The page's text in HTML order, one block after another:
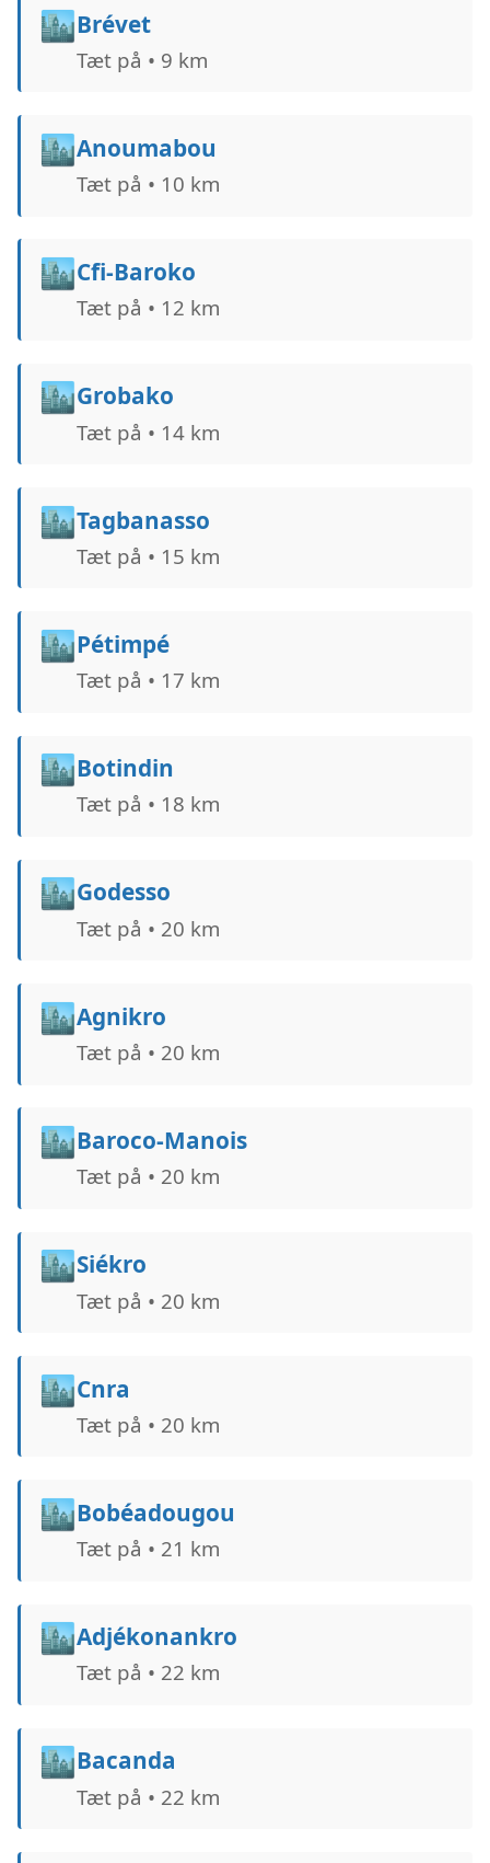
🏙️Brévet
Tæt på • 9 km
🏙️Anoumabou
Tæt på • 10 km
🏙️Cfi-Baroko
Tæt på • 12 km
🏙️Grobako
Tæt på • 14 km
🏙️Tagbanasso
Tæt på • 15 km
🏙️Pétimpé
Tæt på • 17 km
🏙️Botindin
Tæt på • 18 km
🏙️Godesso
Tæt på • 20 km
🏙️Agnikro
Tæt på • 20 km
🏙️Baroco-Manois
Tæt på • 20 km
🏙️Siékro
Tæt på • 20 km
🏙️Cnra
Tæt på • 20 km
🏙️Bobéadougou
Tæt på • 21 km
🏙️Adjékonankro
Tæt på • 22 km
🏙️Bacanda
Tæt på • 22 km